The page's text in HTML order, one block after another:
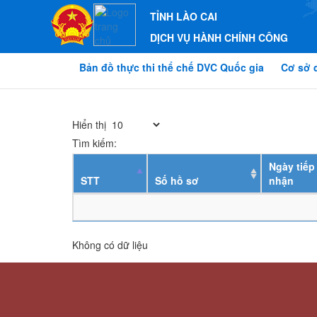
TỈNH LÀO CAI
DỊCH VỤ HÀNH CHÍNH CÔNG
Bản đồ thực thi thể chế DVC Quốc gia Cơ sở
Hiển thị
Tìm kiếm:
STT Số hồ sơ
Ngày tiếp
nhận
Không có dữ liệu